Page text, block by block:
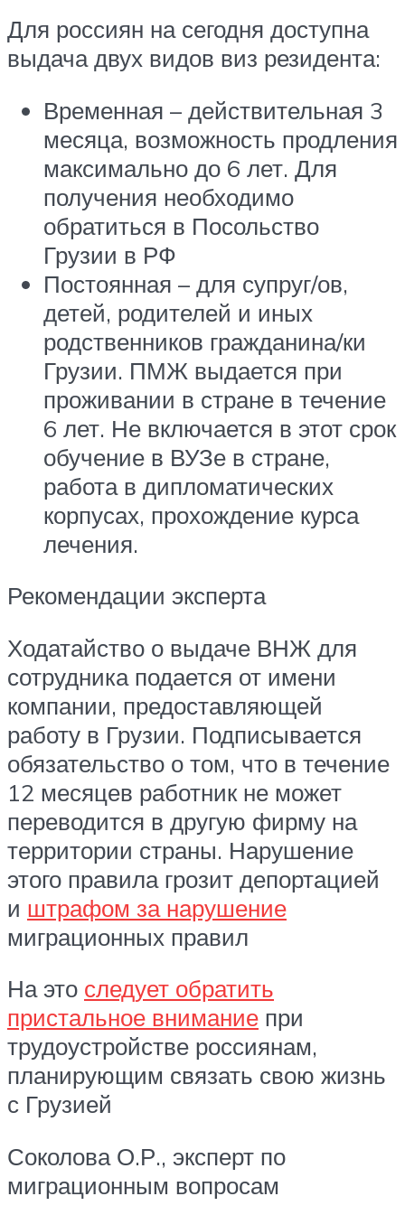
Для россиян на сегодня доступна
выдача двух видов виз резидента:
Временная – действительная 3
месяца, возможность продления
максимально до 6 лет. Для
получения необходимо
обратиться в Посольство
Грузии в РФ
Постоянная – для супруг/ов,
детей, родителей и иных
родственников гражданина/ки
Грузии. ПМЖ выдается при
проживании в стране в течение
6 лет. Не включается в этот срок
обучение в ВУЗе в стране,
работа в дипломатических
корпусах, прохождение курса
лечения.
Рекомендации эксперта
Ходатайство о выдаче ВНЖ для
сотрудника подается от имени
компании, предоставляющей
работу в Грузии. Подписывается
обязательство о том, что в течение
12 месяцев работник не может
переводится в другую фирму на
территории страны. Нарушение
этого правила грозит депортацией
и штрафом за нарушение
миграционных правил
На это следует обратить
пристальное внимание при
трудоустройстве россиянам,
планирующим связать свою жизнь
с Грузией
Соколова О.Р., эксперт по
миграционным вопросам